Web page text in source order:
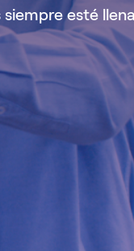
DESCUBRE MÁS
DESCUBRE MÁS
esté